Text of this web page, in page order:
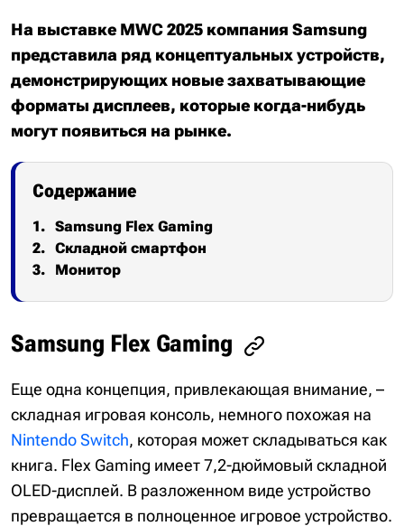
На выставке MWC 2025 компания Samsung
представила ряд концептуальных устройств,
демонстрирующих новые захватывающие
форматы дисплеев, которые когда-нибудь
могут появиться на рынке.
Содержание
Samsung Flex Gaming
Складной смартфон
Монитор
Samsung Flex Gaming
Еще одна концепция, привлекающая внимание, –
складная игровая консоль, немного похожая на
Nintendo Switch, которая может складываться как
книга. Flex Gaming имеет 7,2-дюймовый складной
OLED-дисплей. В разложенном виде устройство
превращается в полноценное игровое устройство.